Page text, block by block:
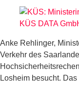
Anke Rehlinger,
Verkehr des
Losheim besucht.